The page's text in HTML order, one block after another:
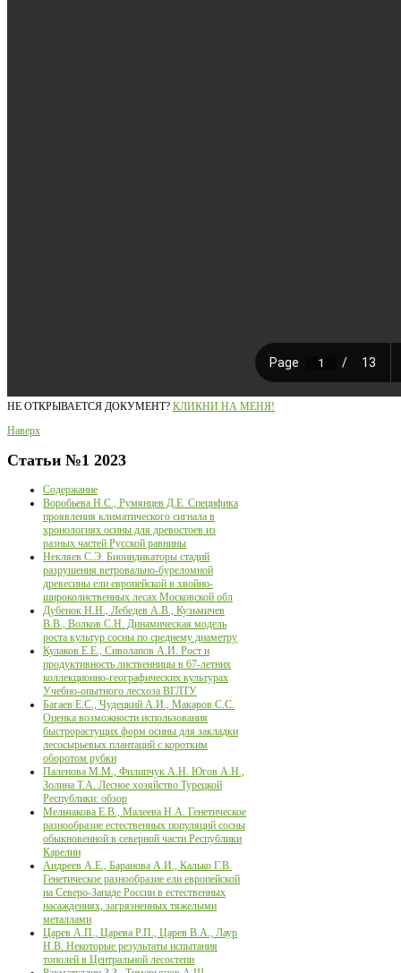
НЕ ОТКРЫВАЕТСЯ ДОКУМЕНТ? КЛИКНИ НА МЕНЯ!
Наверх
Статьи №1 2023
Содержание
Воробьева Н.С., Румянцев Д.Е. Cпецифика
проявления климатического сигнала в
хронологиях осины для древостоев из
разных частей Русской равнины
Некляев С.Э. Биоиндикаторы стадий
разрушения ветровально-буреломной
древесины ели европейской в хвойно-
широколиственных лесах Московской обл
Дубенок Н.Н., Лебедев А.В., Кузьмичев
В.В., Волков С.Н. Динамическая модель
роста культур сосны по среднему диаметру
Кулаков Е.Е., Сиволапов А.И. Рост и
продуктивность лиственницы в 67-летних
коллекционно-географических культурах
Учебно-опытного лесхоза ВГЛТУ
Багаев Е.С., Чудецкий А.И., Макаров С.С.
Оценка возможности использования
быстрорастущих форм осины для закладки
лесосырьевых плантаций с коротким
оборотом рубки
Паленова М.М., Филипчук А.Н. Югов А.Н.,
Золина Т.А. Лесное хозяйство Турецкой
Республики: обзор
Мельчакова Е.В., Малеева Н.А. Генетическое
разнообразие естественных популяций сосны
обыкновенной в северной части Республики
Карелии
Андреев А.Е., Баранова А.И., Калько Г.В.
Генетическое разнообразие ели европейской
на Северо-Западе России в естественных
насаждениях, загрязненных тяжелыми
металлами
Царев А.П., Царева Р.П., Царев В.А., Лаур
Н.В. Некоторые результаты испытания
тополей в Центральной лесостепи